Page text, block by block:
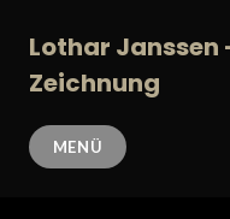
Inhalt
springen
Lothar Janssen
Zeichnung
MENÜ